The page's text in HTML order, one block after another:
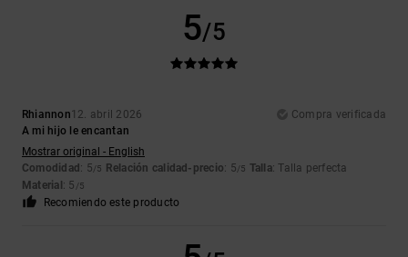
5/5
Rhiannon12. abril 2026
Compra verificada
A mi hijo le encantan
Mostrar original - English
Comodidad : 5/5 Relación calidad-precio: 5/5 Talla: Talla perfecta
Material : 5 /5
Recomiendo este producto